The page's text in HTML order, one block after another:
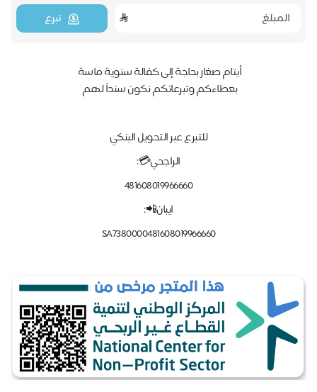
تبرع
أيتام صغار بحاجة إلى كفالة سنوية ماسة
بعطاءكم وتبرعاتكم نكون سنداً لهم
للتبرع عبر التحويل البنكي
الراجحي💳:
481608019966660
ايبان📲:
SA7380000481608019966660